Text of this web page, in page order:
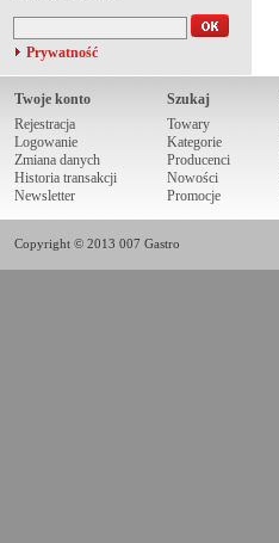
Prywatność
Twoje konto
Rejestracja
Logowanie
Zmiana danych
Historia transakcji
Newsletter
Szukaj
Towary
Kategorie
Producenci
Nowości
Promocje
Copyright © 2013 007 Gastro